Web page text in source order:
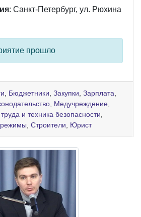
: Санкт-Петербург, ул. Рюхина
прошло
Бюджетники Закупки Зарплата
Медучреждение
и техника безопасности
Строители Юрист